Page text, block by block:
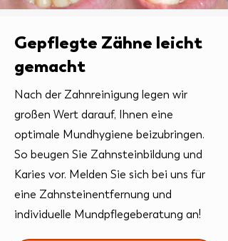
Gepflegte Zähne leicht
gemacht
Nach der Zahnreinigung legen wir
großen Wert darauf, Ihnen eine
optimale Mundhygiene beizubringen.
So beugen Sie Zahnsteinbildung und
Karies vor. Melden Sie sich bei uns für
eine Zahnsteinentfernung und
individuelle Mundpflegeberatung an!